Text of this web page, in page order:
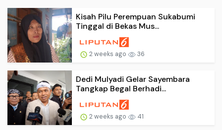
Kisah Pilu Perempuan Sukabumi
Tinggal di Bekas Mus...
2 weeks ago 36
Dedi Mulyadi Gelar Sayembara
Tangkap Begal Berhadi...
2 weeks ago 41